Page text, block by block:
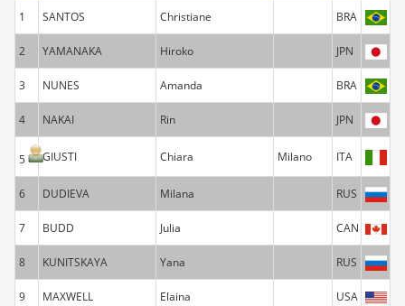
1 SANTOS Christiane BRA
2 YAMANAKA Hiroko JPN
3 NUNES Amanda BRA
4 NAKAI Rin JPN
5 GIUSTI Chiara Milano ITA
6 DUDIEVA Milana RUS
7 BUDD Julia CAN
8 KUNITSKAYA Yana RUS
9 MAXWELL Elaina USA